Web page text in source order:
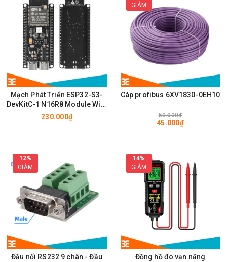
Mạch Phát Triển ESP32-S3-
DevKitC-1 N16R8 Module Wifi,
BLE có chân cắm ăng ten
230.000₫
GIẢM
Cáp profibus 6XV1830-0EH10
50.000₫
45.000₫
12%
GIẢM
Đầu nối RS232 9 chân - Đầu
14%
GIẢM
Đồng hồ đo vạn năng